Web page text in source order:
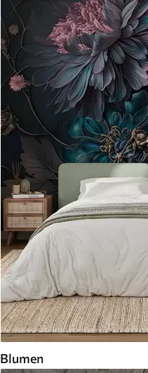
Blumen